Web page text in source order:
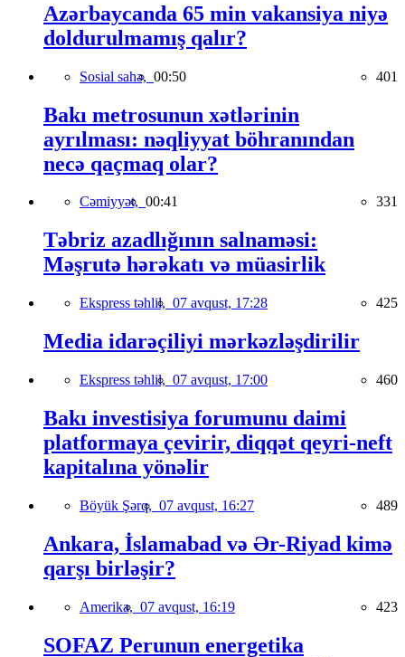
Azərbaycanda 65 min vakansiya niyə
doldurulmamış qalır?
Sosial sahə, 00:50 401
Bakı metrosunun xətlərinin
ayrılması: nəqliyyat böhranından
necə qaçmaq olar?
Cəmiyyət, 00:41 331
Təbriz azadlığının salnaməsi:
Məşrutə hərəkatı və müasirlik
Ekspress təhlil, 07 avqust, 17:28 425
Media idarəçiliyi mərkəzləşdirilir
Ekspress təhlil, 07 avqust, 17:00 460
Bakı investisiya forumunu daimi
platformaya çevirir, diqqət qeyri-neft
kapitalına yönəlir
Böyük Şərq, 07 avqust, 16:27 489
Ankara, İslamabad və Ər-Riyad kimə
qarşı birləşir?
Amerika, 07 avqust, 16:19 423
SOFAZ Perunun energetika